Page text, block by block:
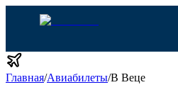
Главная/Авиабилеты/В Веце